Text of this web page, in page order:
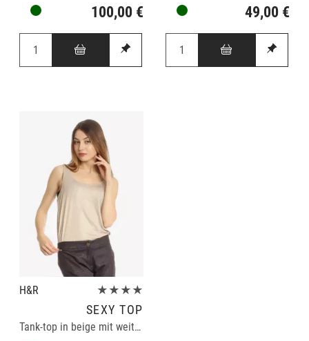
100,00 € 49,00 €
H&R ★★★★
SEXY TOP
Tank-top in beige mit weitem Ausschnitt